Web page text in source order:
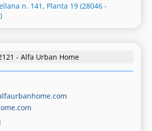
n. 141, Planta 19 (28046 -
- Alfa Urban Home